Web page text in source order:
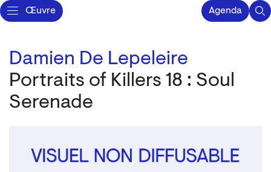
Œuvre Agenda
Damien De Lepeleire
Portraits of Killers 18 : Soul
Serenade